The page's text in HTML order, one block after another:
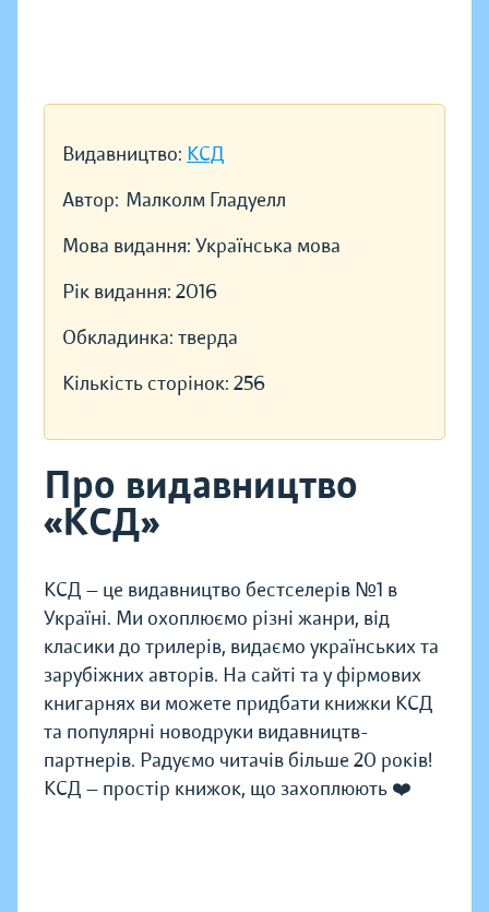
Видавництво: КСД
Автор: Малколм Гладуелл
Мова видання: Українська мова
Рік видання: 2016
Обкладинка: тверда
Кількість сторінок: 256
Про видавництво
«КСД»
КСД — це видавництво бестселерів №1 в
Україні. Ми охоплюємо різні жанри, від
класики до трилерів, видаємо українських та
зарубіжних авторів. На сайті та у фірмових
книгарнях ви можете придбати книжки КСД
та популярні новодруки видавництв-
партнерів. Радуємо читачів більше 20 років!
КСД — простір книжок, що захоплюють ❤️